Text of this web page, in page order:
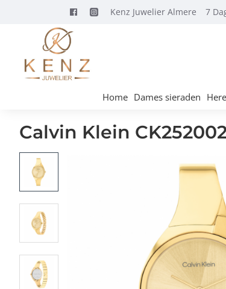
Kenz Juwelier Almere 7
Home Dames sieraden
Calvin Klein